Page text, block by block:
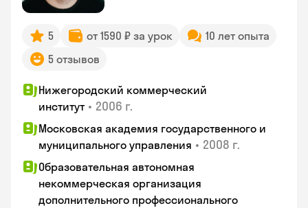
5 от 1590 ₽ за урок
10 лет опыта
5 отзывов
Нижегородский коммерческий
институт • 2006 г.
Московская академия государственного и
муниципального управления • 2008 г.
Образовательная автономная
некоммерческая организация
дополнительного профессионального